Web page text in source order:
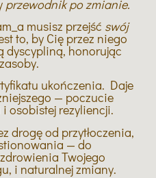
przewodnik po zmianie.
musisz przejść swój
to, by Cię przez niego
dyscypliną, honorując
ukończenia. Daje
— poczucie
osobistej rezyliencji.
drogę od przytłoczenia,
— do
Twojego
i naturalnej zmiany.